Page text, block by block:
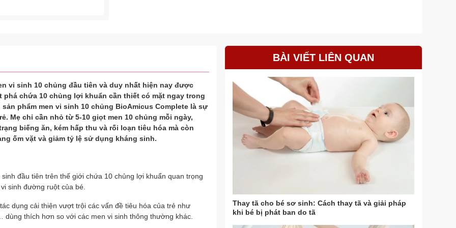
vi sinh 10 chủng đầu tiên và duy nhất hiện nay được
chứa 10 chủng lợi khuẩn cần thiết có mặt ngay trong
phẩm men vi sinh 10 chủng BioAmicus Complete là sự
Mẹ chỉ cần nhỏ từ 5-10 giọt men 10 chủng mỗi ngày,
biếng ăn, kém hấp thu và rối loạn tiêu hóa mà còn
ốm vặt và giảm tỷ lệ sử dụng kháng sinh.
đầu tiên trên thế giới chứa 10 chủng lợi khuẩn quan trọng
sinh đường ruột của bé.
dụng cải thiện vượt trội các vấn đề tiêu hóa của trẻ như
thích hơn so với các men vi sinh thông thường khác.
BÀI VIẾT LIÊN QUAN
Thay tã cho bé sơ sinh: Cách thay tã và giải pháp
khi bé bị phát ban do tã